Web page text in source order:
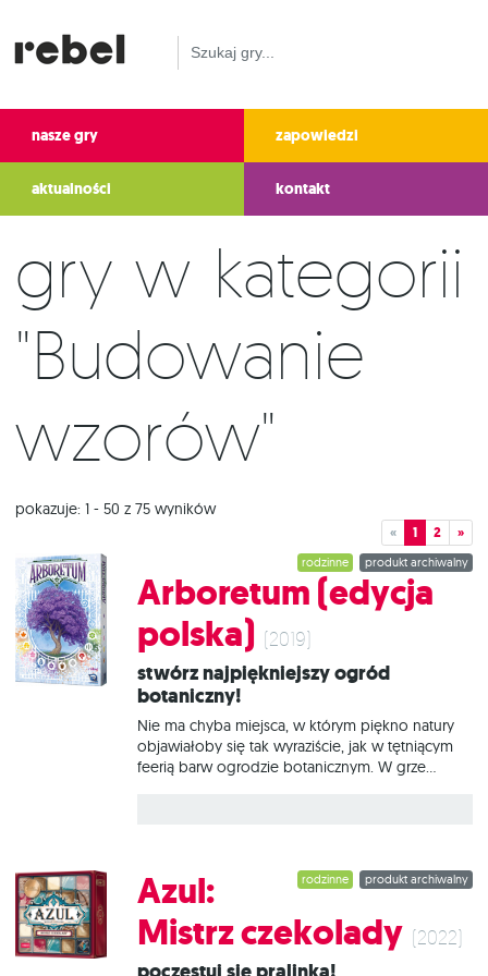
nasze gry zapowiedzi
aktualności kontakt
Gry w kategorii
"Budowanie
wzorów"
pokazuje: 1 - 50 z 75 wyników
« 1 2 »
produkt archiwalny
rodzinne
Arboretum (edycja
polska) (2019)
Stwórz najpiękniejszy ogród
botaniczny!
Nie ma chyba miejsca, w którym piękno natury
objawiałoby się tak wyraziście, jak w tętniącym
feerią barw ogrodzie botanicznym. W grze
Słodka wiśnia, aromatyczny dereń czy potężny
dąb – każde drzewo ma swoje miejsce w tej
błogi temat gry, bo u jej podstaw leży
rywalizacja. Wybierajcie mądrze, które karty drzew
produkt archiwalny
rodzinne
Azul:
Mistrz czekolady (2022)